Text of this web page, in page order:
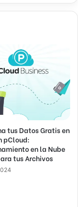
tus Datos Gratis en
pCloud:
en la Nube
tus Archivos